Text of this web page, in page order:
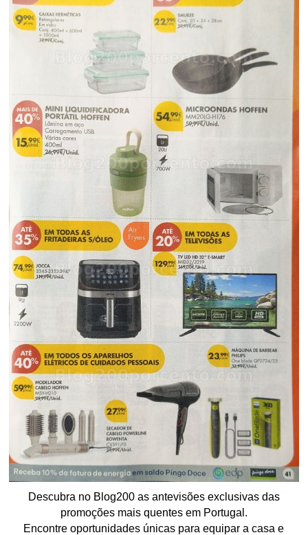
Descubra no Blog200 as antevisões exclusivas das
promoções mais quentes em Portugal.
Encontre oportunidades únicas para equipar a casa e